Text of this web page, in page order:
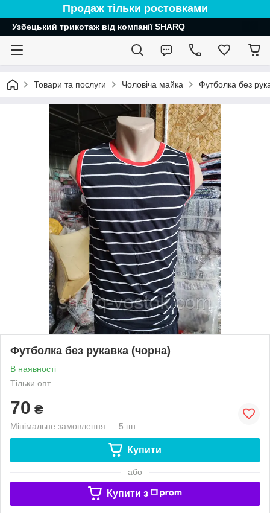
Продаж тільки ростовками
Узбецький трикотаж від компанії SHARQ
Товари та послуги Чоловіча майка Футболка без
Футболка без рукавка (чорна)
В наявності
Тільки опт
70 ₴
Мінімальне замовлення — 5 шт.
Купити
або
Купити з